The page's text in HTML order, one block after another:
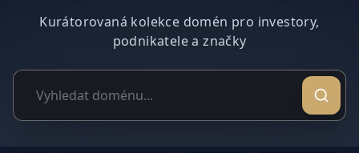
Kurátorovaná kolekce domén pro investory,
podnikatele a značky